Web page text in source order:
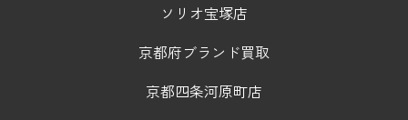
ソリオ宝塚店
京都府ブランド買取
京都四条河原町店